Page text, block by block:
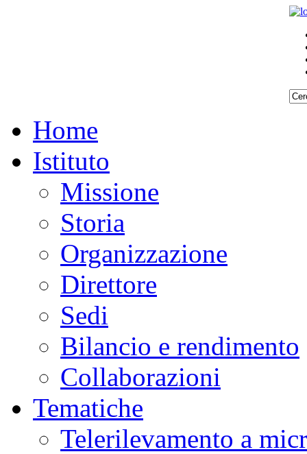
Home
Istituto
Missione
Storia
Organizzazione
Direttore
Sedi
Bilancio e rendimento
Collaborazioni
Tematiche
Telerilevamento a